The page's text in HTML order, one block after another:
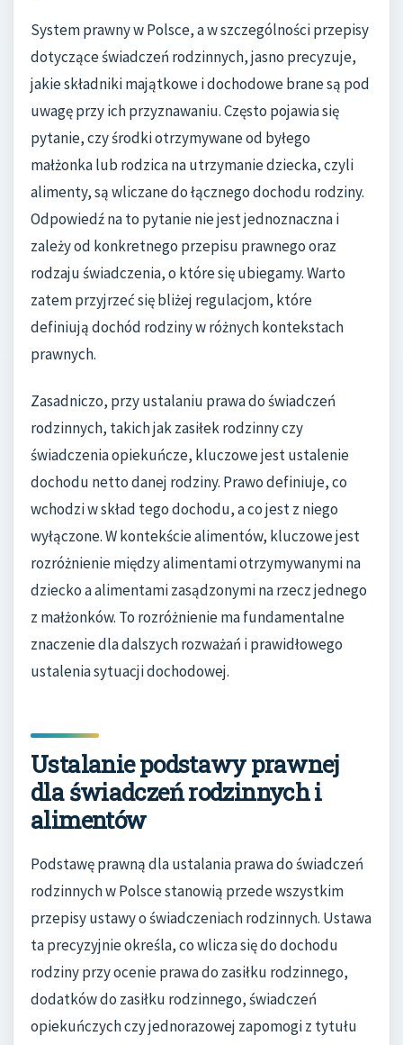
System prawny w Polsce, a w szczególności przepisy
dotyczące świadczeń rodzinnych, jasno precyzuje,
jakie składniki majątkowe i dochodowe brane są pod
uwagę przy ich przyznawaniu. Często pojawia się
pytanie, czy środki otrzymywane od byłego
małżonka lub rodzica na utrzymanie dziecka, czyli
alimenty, są wliczane do łącznego dochodu rodziny.
Odpowiedź na to pytanie nie jest jednoznaczna i
zależy od konkretnego przepisu prawnego oraz
rodzaju świadczenia, o które się ubiegamy. Warto
zatem przyjrzeć się bliżej regulacjom, które
definiują dochód rodziny w różnych kontekstach
prawnych.
Zasadniczo, przy ustalaniu prawa do świadczeń
rodzinnych, takich jak zasiłek rodzinny czy
świadczenia opiekuńcze, kluczowe jest ustalenie
dochodu netto danej rodziny. Prawo definiuje, co
wchodzi w skład tego dochodu, a co jest z niego
wyłączone. W kontekście alimentów, kluczowe jest
rozróżnienie między alimentami otrzymywanymi na
dziecko a alimentami zasądzonymi na rzecz jednego
z małżonków. To rozróżnienie ma fundamentalne
znaczenie dla dalszych rozważań i prawidłowego
ustalenia sytuacji dochodowej.
Ustalanie podstawy prawnej
dla świadczeń rodzinnych i
alimentów
Podstawę prawną dla ustalania prawa do świadczeń
rodzinnych w Polsce stanowią przede wszystkim
przepisy ustawy o świadczeniach rodzinnych. Ustawa
ta precyzyjnie określa, co wlicza się do dochodu
rodziny przy ocenie prawa do zasiłku rodzinnego,
dodatków do zasiłku rodzinnego, świadczeń
opiekuńczych czy jednorazowej zapomogi z tytułu